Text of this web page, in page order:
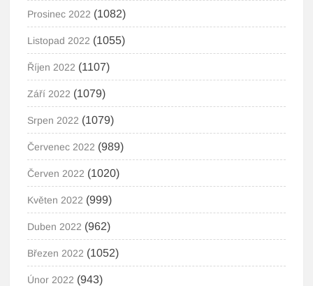
Prosinec 2022 (1082)
Listopad 2022 (1055)
Říjen 2022 (1107)
Září 2022 (1079)
Srpen 2022 (1079)
Červenec 2022 (989)
Červen 2022 (1020)
Květen 2022 (999)
Duben 2022 (962)
Březen 2022 (1052)
Únor 2022 (943)